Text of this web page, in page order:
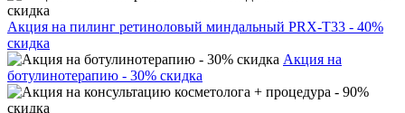
Акция на пилинг ретиноловый миндальный PRX-T33 - 40%
скидка
Акция на
ботулинотерапию - 30% скидка